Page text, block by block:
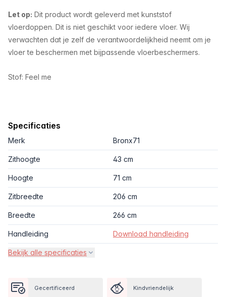
Let op: Dit product wordt geleverd met kunststof
vloerdoppen. Dit is niet geschikt voor iedere vloer. Wij
verwachten dat je zelf de verantwoordelijkheid neemt om je
vloer te beschermen met bijpassende vloerbeschermers.
Stof: Feel me
Specificaties
Merk Bronx71
Zithoogte 43 cm
Hoogte 71 cm
Zitbreedte 206 cm
Breedte 266 cm
Handleiding Download handleiding
Bekijk alle specificaties
Gecertificeerd Kindvriendelijk